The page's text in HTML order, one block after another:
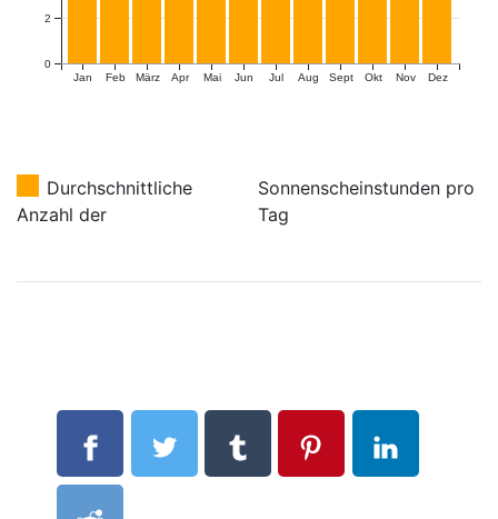
Jan Feb März Apr Mai Jun Jul Aug Sept Okt Nov Dez
0
2
Durchschnittliche
Anzahl der
Sonnenscheinstunden pro
Tag